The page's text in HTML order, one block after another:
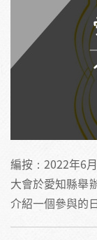
編按：2022年6
大會於愛知縣舉
介紹一個參與的